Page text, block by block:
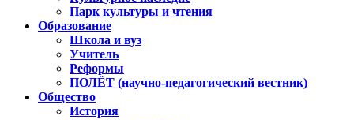
Парк культуры и чтения
Образование
Школа и вуз
Учитель
Реформы
ПОЛЁТ (научно-педагогический вестник)
Общество
История